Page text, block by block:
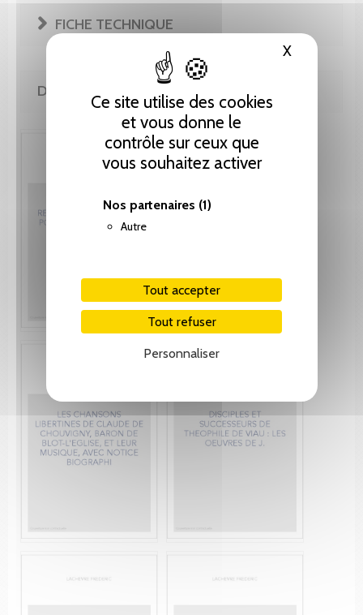
Ce site utilise des cookies
et vous donne le
contrôle sur ceux que
vous souhaitez activer
Nos partenaires (1)
Autre
Tout accepter
Tout refuser
Personnaliser
XMasquer
FICHE TECHNIQUE
DE MÊME AUTEUR(E)